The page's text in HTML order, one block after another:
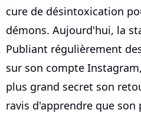
cure de désintoxication
démons. Aujourd'hui, la
Publiant régulièrement
sur son compte
plus grand secret son
ravis d'apprendre que